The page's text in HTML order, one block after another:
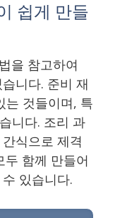
쉽게 만들
을 참고하여
니다. 준비 재
는 것들이며, 특
니다. 조리 과
식으로 제격
두 함께 만들어
있습니다.